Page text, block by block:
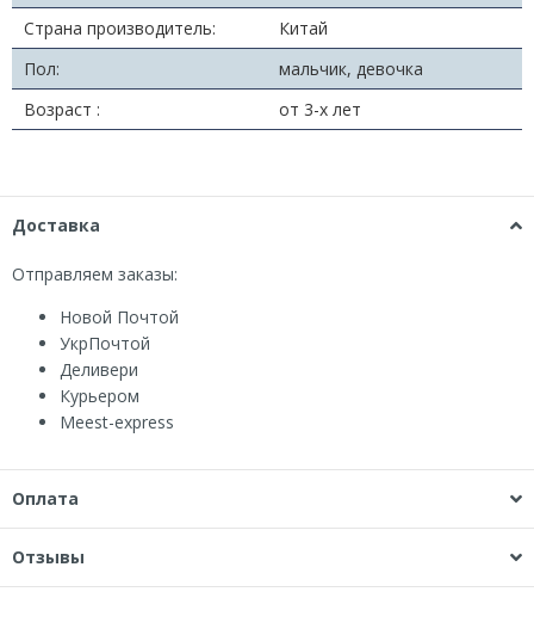
Страна производитель:
Китай
Пол:
мальчик, девочка
Возраст :
от 3-х лет
Доставка
Отправляем заказы:
Новой Почтой
УкрПочтой
Деливери
Курьером
Мeest-express
Оплата
Отзывы